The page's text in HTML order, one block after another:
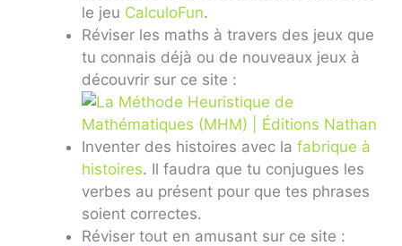
le jeu CalculoFun.
Réviser les maths à travers des jeux que
tu connais déjà ou de nouveaux jeux à
découvrir sur ce site :
Inventer des histoires avec la fabrique à
histoires. Il faudra que tu conjugues les
verbes au présent pour que tes phrases
soient correctes.
Réviser tout en amusant sur ce site :